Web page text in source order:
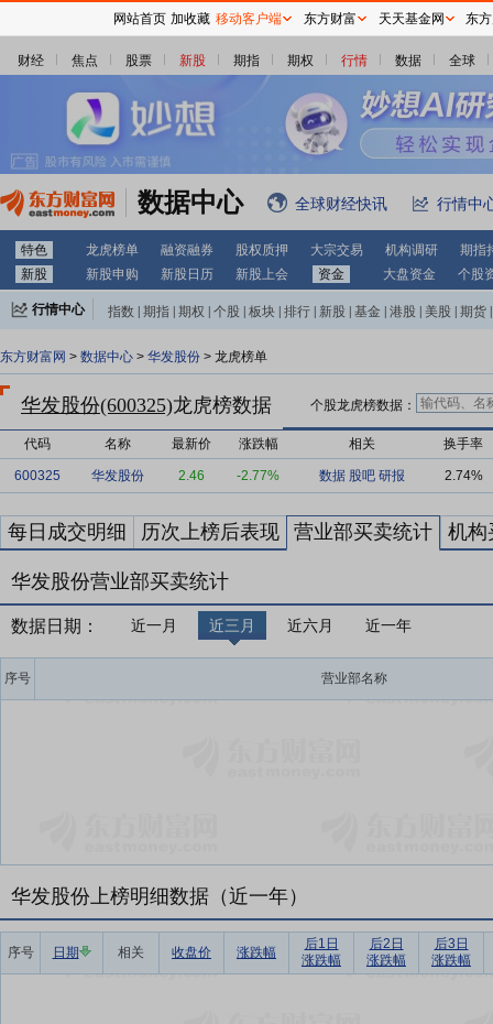
财经 焦点 股票 新股 期指 期权 行情 数据 全球
数据中心 全球财经快讯 行情中
特色 龙虎榜单 融资融券 股权质押 大宗交易 机构调研
期指
新股
新股申购 新股日历 新股上会 资金 大盘资金 个股
行情中心 指数 期指 期权 个股 板块 排行 新股 基金 港股 美股 期货
东方财富网 > 数据中心 > 华发股份 > 龙虎榜单
华发股份(600325)龙虎榜数据 个股龙虎榜数据：
代码 名称 最新价 涨跌幅 相关 换手率
600325 华发股份 2.46 -2.77% 数据 股吧 研报 2.74%
每日成交明细 历次上榜后表现 营业部买卖统计 机构
华发股份营业部买卖统计
数据日期： 近一月 近三月 近六月 近一年
序号 营业部名称
华发股份上榜明细数据（近一年）
序号 日期 相关 收盘价 涨跌幅
后1日
涨跌幅
后2日
涨跌幅
后3日
涨跌幅
网站首页 加收藏 移动客户端 东方财富 天天基金网 东